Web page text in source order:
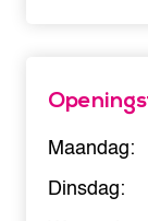
Maandag:
Dinsdag: